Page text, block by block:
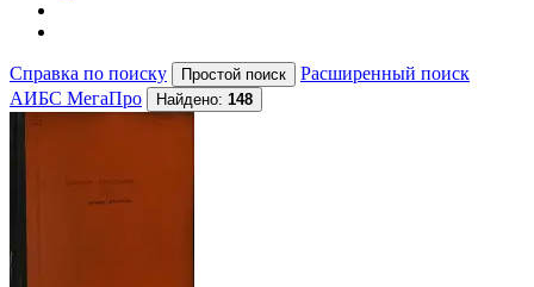
Справка по поиску
Расширенный поиск
АИБС МегаПро
Найдено: 148